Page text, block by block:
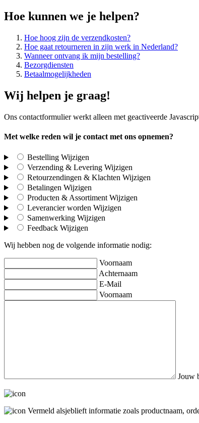
Hoe kunnen we je helpen?
Hoe hoog zijn de verzendkosten?
Hoe gaat retourneren in zijn werk in Nederland?
Wanneer ontvang ik mijn bestelling?
Bezorgdiensten
Betaalmogelijkheden
Wij helpen je graag!
Ons contactformulier werkt alleen met geactiveerde
Met welke reden wil je contact met ons opnemen?
Bestelling Wijzigen
Verzending & Levering Wijzigen
Retourzendingen & Klachten Wijzigen
Betalingen Wijzigen
Producten & Assortiment Wijzigen
Leverancier worden Wijzigen
Samenwerking Wijzigen
Feedback Wijzigen
Wij hebben nog de volgende informatie nodig:
Voornaam
Achternaam
E-Mail
Voornaam
Jouw
Vermeld alsjeblieft informatie zoals productnaam,